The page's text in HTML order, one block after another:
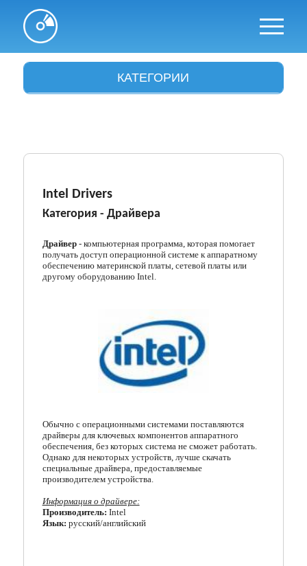
КАТЕГОРИИ
Браузеры
Графика
Драйвера
Интересное
Менеджеры загрузок
Мессенджеры
Офисные программы
Почтовые программы
Разгон и мониторинг
Intel Drivers
Категория - Драйвера
Драйвер- компьютерная программа, которая помогает
получать доступ операционной системе к аппаратному
обеспечению материнской платы, сетевой платы или
другому оборудованию Intel.
Обычно с операционными системами поставляются
драйверы для ключевых компонентов аппаратного
обеспечения, без которых система не сможет работать.
Однако для некоторых устройств, лучше скачать
специальные драйвера, предоставляемые
производителем устройства.
Информация о драйвере:
Производитель: Intel
Язык: русский/английский